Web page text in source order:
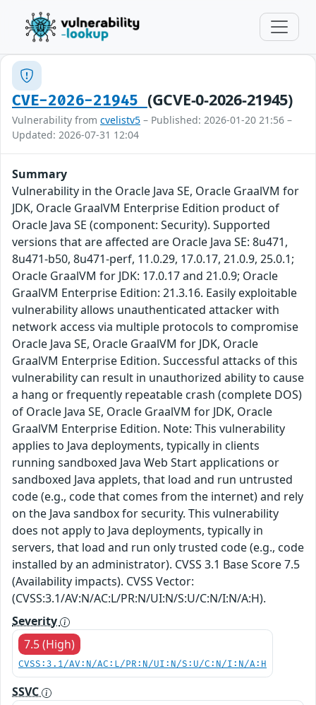
CVE-2026-21945 (GCVE-0-2026-21945)
Vulnerability from cvelistv5 – Published: 2026-01-20 21:56 –
Updated: 2026-07-31 12:04
Summary
Vulnerability in the Oracle Java SE, Oracle GraalVM for
JDK, Oracle GraalVM Enterprise Edition product of
Oracle Java SE (component: Security). Supported
versions that are affected are Oracle Java SE: 8u471,
8u471-b50, 8u471-perf, 11.0.29, 17.0.17, 21.0.9, 25.0.1;
Oracle GraalVM for JDK: 17.0.17 and 21.0.9; Oracle
GraalVM Enterprise Edition: 21.3.16. Easily exploitable
vulnerability allows unauthenticated attacker with
network access via multiple protocols to compromise
Oracle Java SE, Oracle GraalVM for JDK, Oracle
GraalVM Enterprise Edition. Successful attacks of this
vulnerability can result in unauthorized ability to cause
a hang or frequently repeatable crash (complete DOS)
of Oracle Java SE, Oracle GraalVM for JDK, Oracle
GraalVM Enterprise Edition. Note: This vulnerability
applies to Java deployments, typically in clients
running sandboxed Java Web Start applications or
sandboxed Java applets, that load and run untrusted
code (e.g., code that comes from the internet) and rely
on the Java sandbox for security. This vulnerability
does not apply to Java deployments, typically in
servers, that load and run only trusted code (e.g., code
installed by an administrator). CVSS 3.1 Base Score 7.5
(Availability impacts). CVSS Vector:
(CVSS:3.1/AV:N/AC:L/PR:N/UI:N/S:U/C:N/I:N/A:H).
Severity
7.5 (High)
CVSS:3.1/AV:N/AC:L/PR:N/UI:N/S:U/C:N/I:N/A:H
SSVC